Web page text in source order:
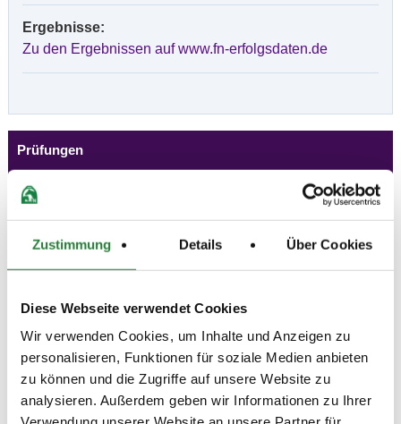
Zustimmung Details Über Cookies
Diese Webseite verwendet Cookies
Wir verwenden Cookies, um Inhalte und Anzeigen zu
personalisieren, Funktionen für soziale Medien anbieten
zu können und die Zugriffe auf unsere Website zu
analysieren. Außerdem geben wir Informationen zu Ihrer
Ergebnisse:
Zu den Ergebnissen auf www.fn-erfolgsdaten.de
Prüfungen
Datum Disziplin
Preisgeld
LKL/Art
1 2 3 4 5 6 LP
29.05.2026
( v
2. Springpferdeprüfung Kl.A**
m.Clear-Round Modus 100cm
SPF